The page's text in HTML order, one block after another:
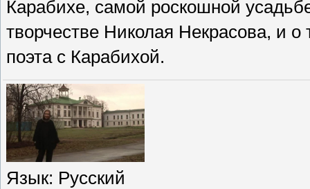
Карабихе, самой роскошной
творчестве Николая Некрасова, и о
поэта с Карабихой.
Язык: Русский